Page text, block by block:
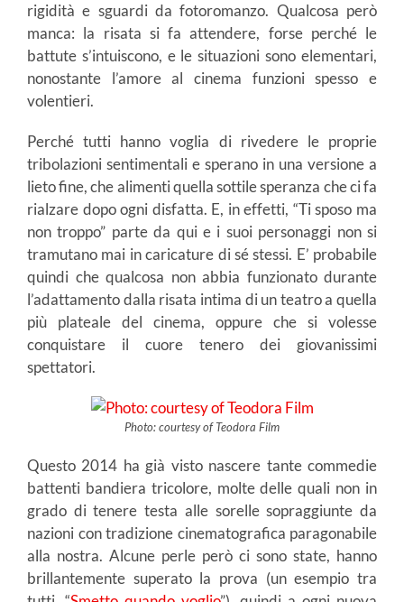
rigidità e sguardi da fotoromanzo. Qualcosa però
manca: la risata si fa attendere, forse perché le
battute s’intuiscono, e le situazioni sono elementari,
nonostante l’amore al cinema funzioni spesso e
volentieri.
Perché tutti hanno voglia di rivedere le proprie
tribolazioni sentimentali e sperano in una versione a
lieto fine, che alimenti quella sottile speranza che ci fa
rialzare dopo ogni disfatta. E, in effetti, “Ti sposo ma
non troppo” parte da qui e i suoi personaggi non si
tramutano mai in caricature di sé stessi. E’ probabile
quindi che qualcosa non abbia funzionato durante
l’adattamento dalla risata intima di un teatro a quella
più plateale del cinema, oppure che si volesse
conquistare il cuore tenero dei giovanissimi
spettatori.
Photo: courtesy of Teodora Film
Questo 2014 ha già visto nascere tante commedie
battenti bandiera tricolore, molte delle quali non in
grado di tenere testa alle sorelle sopraggiunte da
nazioni con tradizione cinematografica paragonabile
alla nostra. Alcune perle però ci sono state, hanno
brillantemente superato la prova (un esempio tra